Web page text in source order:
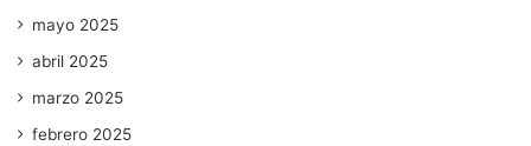
mayo 2025
abril 2025
marzo 2025
febrero 2025